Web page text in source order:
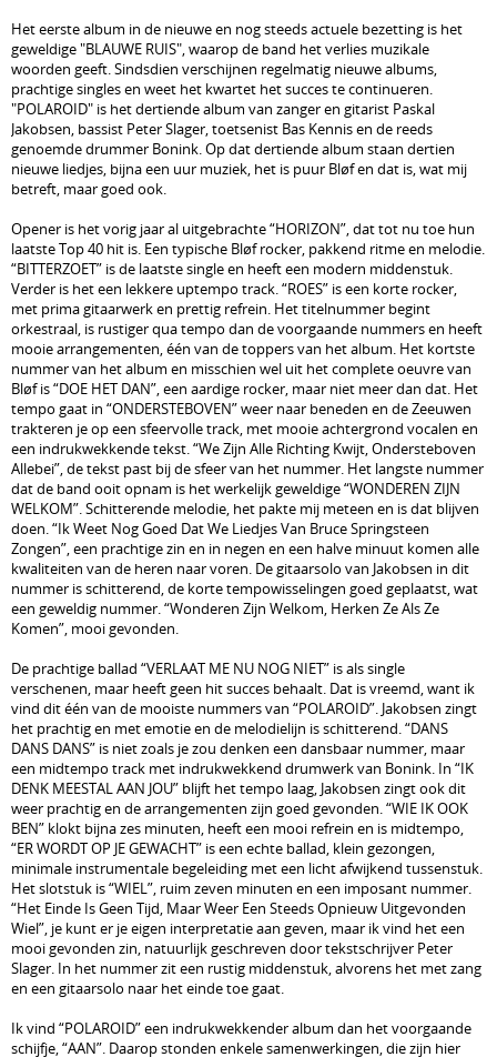
Het eerste album in de nieuwe en nog steeds actuele bezetting is het
geweldige "BLAUWE RUIS", waarop de band het verlies muzikale
woorden geeft. Sindsdien verschijnen regelmatig nieuwe albums,
prachtige singles en weet het kwartet het succes te continueren.
"POLAROID" is het dertiende album van zanger en gitarist Paskal
Jakobsen, bassist Peter Slager, toetsenist Bas Kennis en de reeds
genoemde drummer Bonink. Op dat dertiende album staan dertien
nieuwe liedjes, bijna een uur muziek, het is puur Bløf en dat is, wat mij
betreft, maar goed ook.
Opener is het vorig jaar al uitgebrachte “HORIZON”, dat tot nu toe hun
laatste Top 40 hit is. Een typische Bløf rocker, pakkend ritme en melodie.
“BITTERZOET” is de laatste single en heeft een modern middenstuk.
Verder is het een lekkere uptempo track. “ROES” is een korte rocker,
met prima gitaarwerk en prettig refrein. Het titelnummer begint
orkestraal, is rustiger qua tempo dan de voorgaande nummers en heeft
mooie arrangementen, één van de toppers van het album. Het kortste
nummer van het album en misschien wel uit het complete oeuvre van
Bløf is “DOE HET DAN”, een aardige rocker, maar niet meer dan dat. Het
tempo gaat in “ONDERSTEBOVEN” weer naar beneden en de Zeeuwen
trakteren je op een sfeervolle track, met mooie achtergrond vocalen en
een indrukwekkende tekst. “We Zijn Alle Richting Kwijt, Ondersteboven
Allebei”, de tekst past bij de sfeer van het nummer. Het langste nummer
dat de band ooit opnam is het werkelijk geweldige “WONDEREN ZIJN
WELKOM”. Schitterende melodie, het pakte mij meteen en is dat blijven
doen. “Ik Weet Nog Goed Dat We Liedjes Van Bruce Springsteen
Zongen”, een prachtige zin en in negen en een halve minuut komen alle
kwaliteiten van de heren naar voren. De gitaarsolo van Jakobsen in dit
nummer is schitterend, de korte tempowisselingen goed geplaatst, wat
een geweldig nummer. “Wonderen Zijn Welkom, Herken Ze Als Ze
Komen”, mooi gevonden.
De prachtige ballad “VERLAAT ME NU NOG NIET” is als single
verschenen, maar heeft geen hit succes behaalt. Dat is vreemd, want ik
vind dit één van de mooiste nummers van “POLAROID”. Jakobsen zingt
het prachtig en met emotie en de melodielijn is schitterend. “DANS
DANS DANS” is niet zoals je zou denken een dansbaar nummer, maar
een midtempo track met indrukwekkend drumwerk van Bonink. In “IK
DENK MEESTAL AAN JOU” blijft het tempo laag, Jakobsen zingt ook dit
weer prachtig en de arrangementen zijn goed gevonden. “WIE IK OOK
BEN” klokt bijna zes minuten, heeft een mooi refrein en is midtempo,
“ER WORDT OP JE GEWACHT” is een echte ballad, klein gezongen,
minimale instrumentale begeleiding met een licht afwijkend tussenstuk.
Het slotstuk is “WIEL”, ruim zeven minuten en een imposant nummer.
“Het Einde Is Geen Tijd, Maar Weer Een Steeds Opnieuw Uitgevonden
Wiel”, je kunt er je eigen interpretatie aan geven, maar ik vind het een
mooi gevonden zin, natuurlijk geschreven door tekstschrijver Peter
Slager. In het nummer zit een rustig middenstuk, alvorens het met zang
en een gitaarsolo naar het einde toe gaat.
Ik vind “POLAROID” een indrukwekkender album dan het voorgaande
schijfje, “AAN”. Daarop stonden enkele samenwerkingen, die zijn hier